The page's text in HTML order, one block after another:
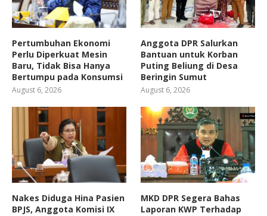
Pertumbuhan Ekonomi
Perlu Diperkuat Mesin
Baru, Tidak Bisa Hanya
Bertumpu pada Konsumsi
August 6, 2026
Anggota DPR Salurkan
Bantuan untuk Korban
Puting Beliung di Desa
Beringin Sumut
August 6, 2026
Nakes Diduga Hina Pasien
BPJS, Anggota Komisi IX
MKD DPR Segera Bahas
Laporan KWP Terhadap